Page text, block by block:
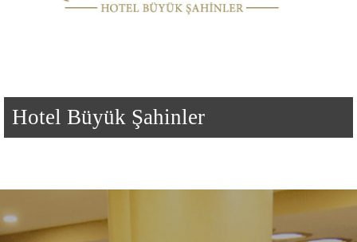
Hotel Büyük Şahinler